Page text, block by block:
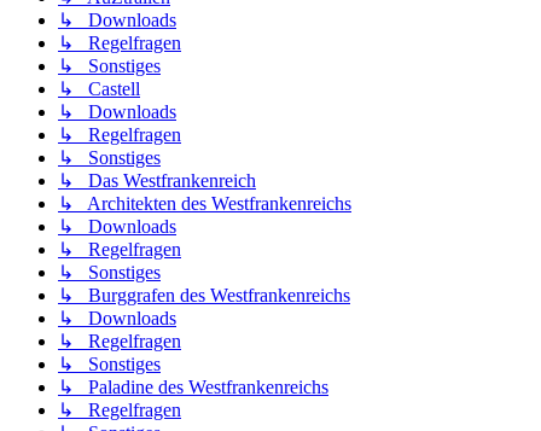
↳ Downloads
↳ Regelfragen
↳ Sonstiges
↳ Castell
↳ Downloads
↳ Regelfragen
↳ Sonstiges
↳ Das Westfrankenreich
↳ Architekten des Westfrankenreichs
↳ Downloads
↳ Regelfragen
↳ Sonstiges
↳ Burggrafen des Westfrankenreichs
↳ Downloads
↳ Regelfragen
↳ Sonstiges
↳ Paladine des Westfrankenreichs
↳ Regelfragen